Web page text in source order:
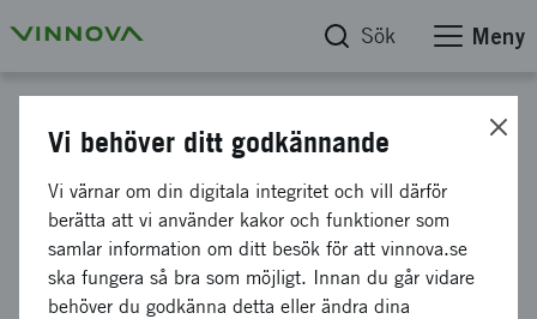
Sök Meny
Informationsmöte:
Individrörlighet med USA
och Singapore inom 6G
Vi behöver ditt godkännande
Vi värnar om din digitala integritet och vill därför
berätta att vi använder kakor och funktioner som
samlar information om ditt besök för att vinnova.se
ska fungera så bra som möjligt. Innan du går vidare
behöver du godkänna detta eller ändra dina